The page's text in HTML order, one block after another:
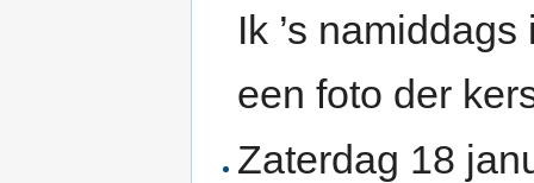
Ik ’s
een foto der
Zaterdag 18